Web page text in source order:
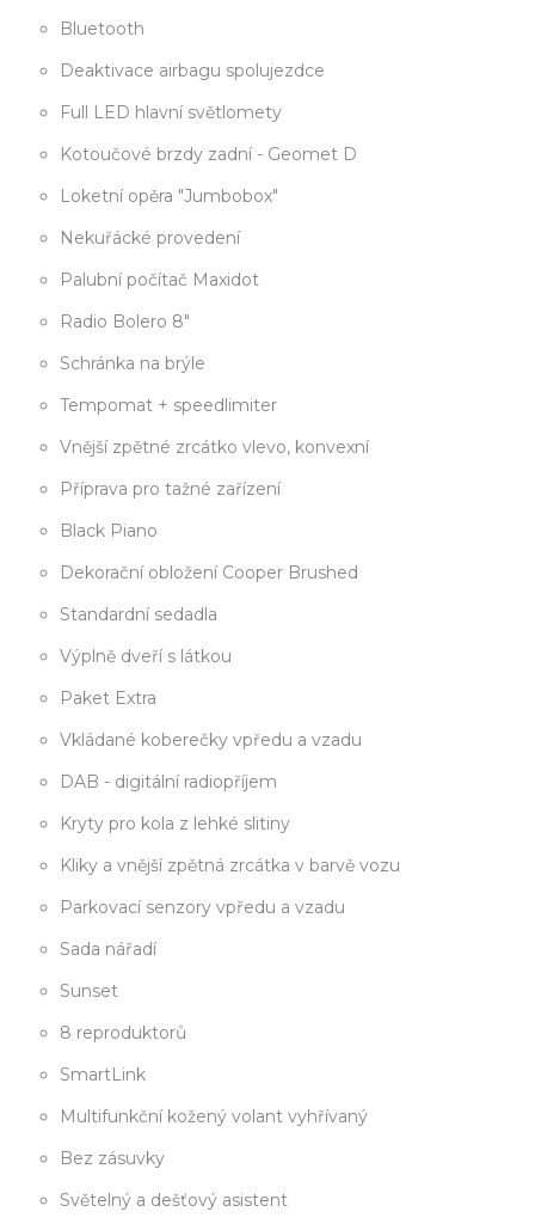
Bluetooth
Deaktivace airbagu spolujezdce
Full LED hlavní světlomety
Kotoučové brzdy zadní - Geomet D
Loketní opěra "Jumbobox"
Nekuřácké provedení
Palubní počítač Maxidot
Radio Bolero 8"
Schránka na brýle
Tempomat + speedlimiter
Vnější zpětné zrcátko vlevo, konvexní
Příprava pro tažné zařízení
Black Piano
Dekorační obložení Cooper Brushed
Standardní sedadla
Výplně dveří s látkou
Paket Extra
Vkládané koberečky vpředu a vzadu
DAB - digitální radiopříjem
Kryty pro kola z lehké slitiny
Kliky a vnější zpětná zrcátka v barvě vozu
Parkovací senzory vpředu a vzadu
Sada nářadí
Sunset
8 reproduktorů
SmartLink
Multifunkční kožený volant vyhřívaný
Bez zásuvky
Světelný a dešťový asistent